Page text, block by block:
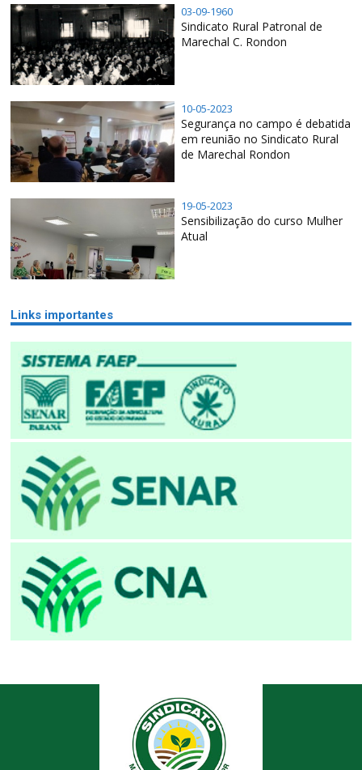
03-09-1960
Sindicato Rural Patronal de
Marechal C. Rondon
10-05-2023
Segurança no campo é debatida
em reunião no Sindicato Rural
de Marechal Rondon
19-05-2023
Sensibilização do curso Mulher
Atual
Links importantes